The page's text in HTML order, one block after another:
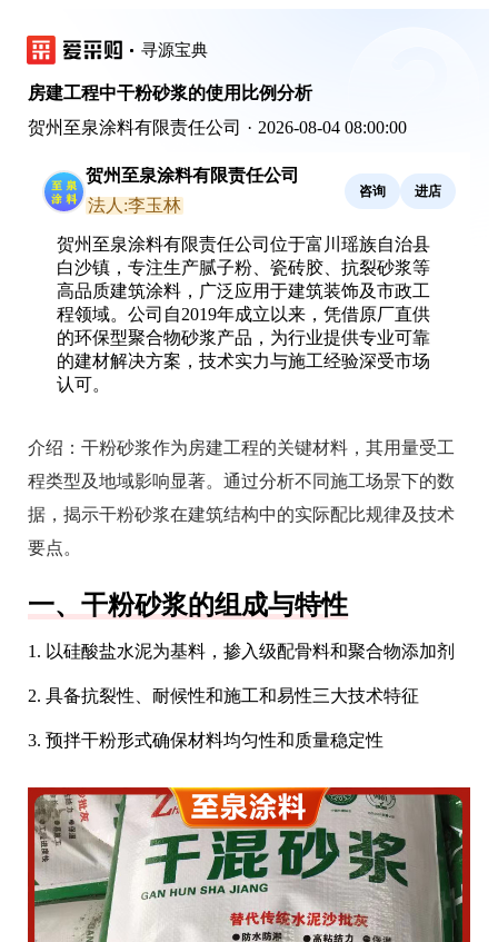
寻源宝典
房建工程中干粉砂浆的使用比例分析
贺州至泉涂料有限责任公司 · 2026-08-04 08:00:00
贺州至泉涂料有限责任公司
法人:李玉林
咨询 进店
贺州至泉涂料有限责任公司位于富川瑶族自治县
白沙镇，专注生产腻子粉、瓷砖胶、抗裂砂浆等
高品质建筑涂料，广泛应用于建筑装饰及市政工
程领域。公司自2019年成立以来，凭借原厂直供
的环保型聚合物砂浆产品，为行业提供专业可靠
的建材解决方案，技术实力与施工经验深受市场
认可。
介绍： 干粉砂浆作为房建工程的关键材料，其用量受工
程类型及地域影响显著。通过分析不同施工场景下的数
据，揭示干粉砂浆在建筑结构中的实际配比规律及技术
要点。
一、干粉砂浆的组成与特性
1. 以硅酸盐水泥为基料，掺入级配骨料和聚合物添加剂
2. 具备抗裂性、耐候性和施工和易性三大技术特征
3. 预拌干粉形式确保材料均匀性和质量稳定性